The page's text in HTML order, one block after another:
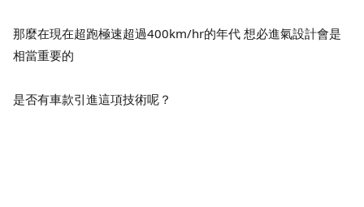
那麼在現在超跑極速超過400km/hr的年代 想必進氣設計會是
相當重要的
是否有車款引進這項技術呢？